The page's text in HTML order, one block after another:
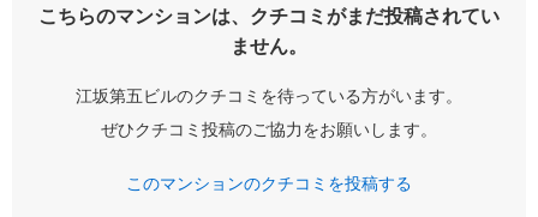
こちらのマンションは、クチコミがまだ投稿されてい
ません。
江坂第五ビルのクチコミを待っている方がいます。
ぜひクチコミ投稿のご協力をお願いします。
このマンションのクチコミを投稿する